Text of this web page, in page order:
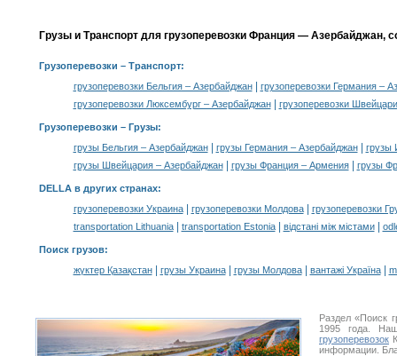
Грузы и Транспорт для грузоперевозки Франция — Азербайджан,
Грузоперевозки – Транспорт:
грузоперевозки Бельгия – Азербайджан|
грузоперевозки Германия –
грузоперевозки Люксембург – Азербайджан| грузоперевозки
Грузоперевозки – Грузы:
грузы Бельгия – Азербайджан| грузы Германия – Азербайджан|
грузы
грузы Швейцария – Азербайджан| грузы Франция – Армения| грузы
DELLA в других странах:
грузоперевозки Украина| грузоперевозки Молдова|
грузоперевозки
transportation Lithuania| transportation Estonia| відстані між містами|
Поиск грузов:
жүктер Қазақстан| грузы Украина| грузы Молдова| вантажі Україна|
Раздел «Поиск
1995 года.
грузоперевозок
информации.